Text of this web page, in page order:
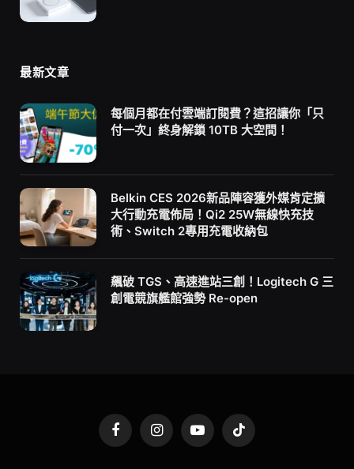
最新文章
每個月都在付雲端訂閱費？這招讓你「只
付一次」終身解鎖 10TB 大空間！
Belkin CES 2026新品陣容獲外媒肯定擴
大行動充電佈局！Qi2 25W無線快充技
術、Switch 2專用充電收納包
飆破 TGS、高速進站三創！Logitech G 三
創電競旗艦館強勢 Re-open
FacebookInstagramYouTubeTikTok